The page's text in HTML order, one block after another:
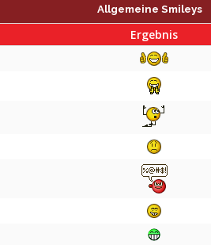
Allgemeine Smileys
Ergebnis